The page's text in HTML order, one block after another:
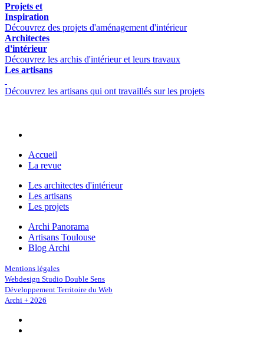
Projets et
Inspiration
Découvrez des projets d'aménagement d'intérieur
Architectes
d'intérieur
Découvrez les archis d'intérieur et leurs travaux
Les artisans
Découvrez les artisans qui ont travaillés sur les projets
Accueil
La revue
Les architectes d'intérieur
Les artisans
Les projets
Archi Panorama
Artisans Toulouse
Blog Archi
Mentions légales
Webdesign Studio Double Sens
Développement Territoire du Web
Archi + 2026